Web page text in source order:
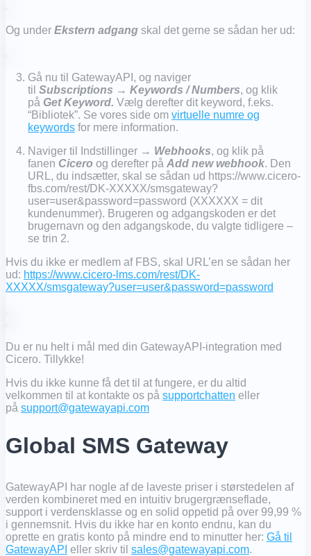
Og under Ekstern adgang skal det gerne se sådan her ud:
Gå nu til GatewayAPI, og naviger
til Subscriptions → Keywords / Numbers, og klik
på Get Keyword. Vælg derefter dit keyword, f.eks.
“Bibliotek”. Se vores side om virtuelle numre og
keywords for mere information.
Naviger til Indstillinger → Webhooks, og klik på
fanen Cicero og derefter på Add new webhook. Den
URL, du indsætter, skal se sådan ud https://www.cicero-
fbs.com/rest/DK-XXXXX/smsgateway?
user=user&password=password (XXXXXX = dit
kundenummer). Brugeren og adgangskoden er det
brugernavn og den adgangskode, du valgte tidligere –
se trin 2.
Hvis du ikke er medlem af FBS, skal URL’en se sådan her
ud: https://www.cicero-lms.com/rest/DK-
XXXXX/smsgateway?user=user&password=password
Du er nu helt i mål med din GatewayAPI-integration med
Cicero. Tillykke!
Hvis du ikke kunne få det til at fungere, er du altid
velkommen til at kontakte os på supportchatten eller
på support@gatewayapi.com
Global SMS Gateway
GatewayAPI har nogle af de laveste priser i størstedelen af ​​
verden kombineret med en intuitiv brugergrænseflade,
support i verdensklasse og en solid oppetid på over 99,99 %
i gennemsnit. Hvis du ikke har en konto endnu, kan du
oprette en gratis konto på mindre end to minutter her: Gå til
GatewayAPI eller skriv til sales@gatewayapi.com.